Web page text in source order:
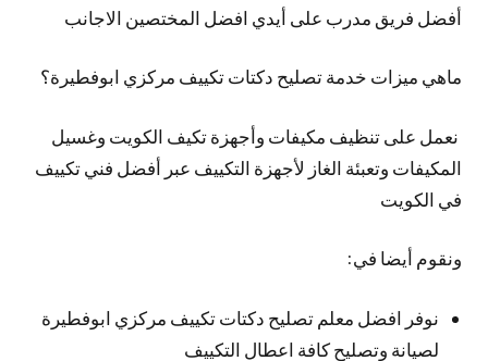
أفضل فريق مدرب على أيدي افضل المختصين الاجانب
ماهي ميزات خدمة تصليح دكتات تكييف مركزي ابوفطيرة؟
نعمل على تنظيف مكيفات وأجهزة تكيف الكويت وغسيل
المكيفات وتعبئة الغاز لأجهزة التكييف عبر أفضل فني تكييف
في الكويت
ونقوم أيضا في:
نوفر افضل معلم تصليح دكتات تكييف مركزي ابوفطيرة
لصيانة وتصليح كافة اعطال التكييف